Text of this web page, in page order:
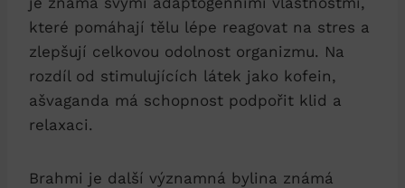
které pomáhají tělu lépe reagovat na stres a
zlepšují celkovou odolnost organizmu. Na
rozdíl od stimulujících látek jako kofein,
ašvaganda má schopnost podpořit klid a
relaxaci.
Brahmi je další významná bylina známá